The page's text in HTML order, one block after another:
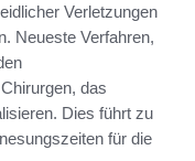
Verletzungen
Neueste Verfahren,
das
Dies führt zu
für die